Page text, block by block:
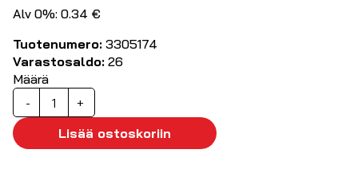
Alv 0%: 0.34 €
Tuotenumero: 3305174
Varastosaldo: 26
Määrä
-
Ajoneuvosulake
25
32
+
Lisää ostoskoriin